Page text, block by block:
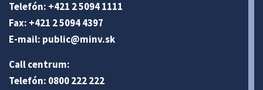
Telefón: +421 2 5094 1111
Fax: +421 2 5094 4397
E-mail: public@minv.sk
Call centrum:
Telefón: 0800 222 222